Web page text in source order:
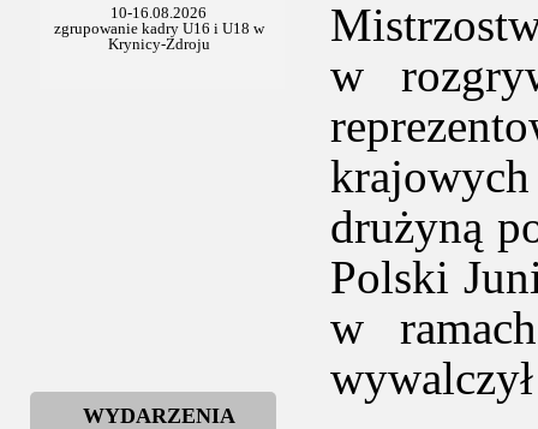
WYDARZENIA
w
drużyną
Polski
w